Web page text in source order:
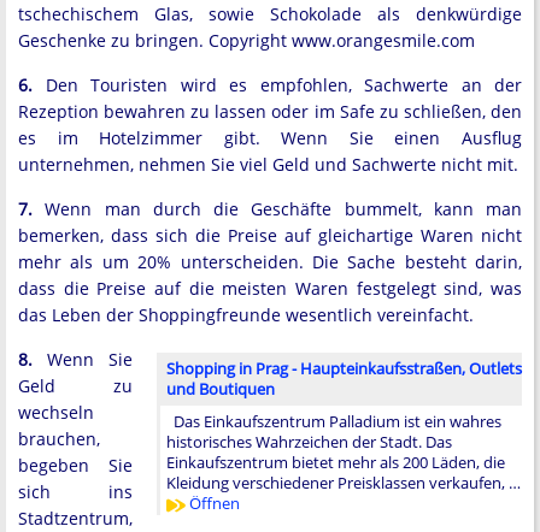
tschechischem Glas, sowie Schokolade als denkwürdige
Geschenke zu bringen. Copyright www.orangesmile.com
6. Den Touristen wird es empfohlen, Sachwerte an der
Rezeption bewahren zu lassen oder im Safe zu schließen, den
es im Hotelzimmer gibt. Wenn Sie einen Ausflug
unternehmen, nehmen Sie viel Geld und Sachwerte nicht mit.
7.Wenn man durch die Geschäfte bummelt, kann man
bemerken, dass sich die Preise auf gleichartige Waren nicht
mehr als um 20% unterscheiden. Die Sache besteht darin,
dass die Preise auf die meisten Waren festgelegt sind, was
das Leben der Shoppingfreunde wesentlich vereinfacht.
Shopping in Prag - Haupteinkaufsstraßen, Outlets
und Boutiquen
Das Einkaufszentrum Palladium ist ein wahres
historisches Wahrzeichen der Stadt. Das
Einkaufszentrum bietet mehr als 200 Läden, die
Kleidung verschiedener Preisklassen verkaufen, …
Öffnen
8. Wenn Sie
Geld zu
wechseln
brauchen,
begeben Sie
sich ins
Stadtzentrum,